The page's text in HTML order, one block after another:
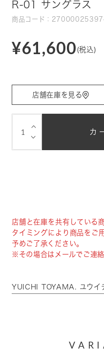
R-01 サングラス
商品コード：
¥61,600 (税込)
店舗在庫を見る
⌵
⌵ カ
店舗と在庫を共有している
タイミングにより商品をご
予めご了承ください。
※その場合はメールでご連絡
YUICHI TOYAMA. ユウイ